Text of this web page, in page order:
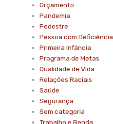
Orçamento
Pandemia
Pedestre
Pessoa com Deficiência
Primeira Infância
Programa de Metas
Qualidade de Vida
Relações Raciais
Saúde
Segurança
Sem categoria
Trabalho e Renda